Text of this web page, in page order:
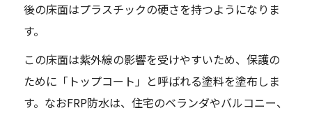
後の床面はプラスチックの硬さを持つようになりま
す。
この床面は紫外線の影響を受けやすいため、保護の
ために「トップコート」と呼ばれる塗料を塗布しま
す。なおFRP防水は、住宅のベランダやバルコニー、